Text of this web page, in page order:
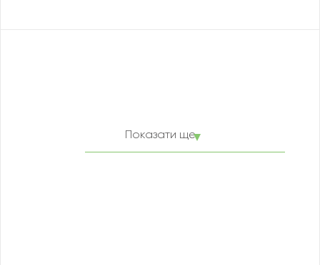
Показати ще